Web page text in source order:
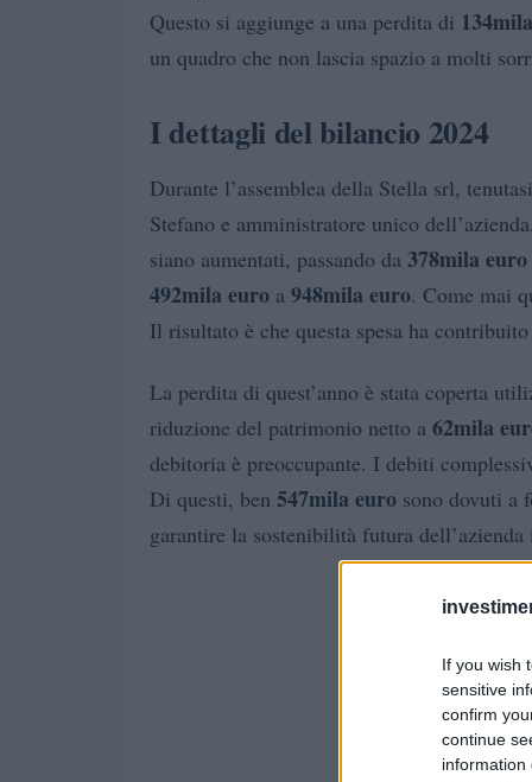
If you wish
sensitive
confirm
continue
information
Questo si aggiunge a una perdita di
un quadro che non lascia spazio a molti
I dettagli del bilancio 2024
Durante l’assemblea della Stella srl,
Stefano e amministratore unico
siano aumentati, passando da 378mila euro
492mila euro a 948mila euro. Come mai
Il risultato è che questa spesa ha
La perdita di quest’anno è stata coperta
riduzione del patrimonio netto a 62mila
debitoria è preoccupante. I debiti
Di questi, ben 547mila euro sono dovuti a
garantire la sostenibilità futura